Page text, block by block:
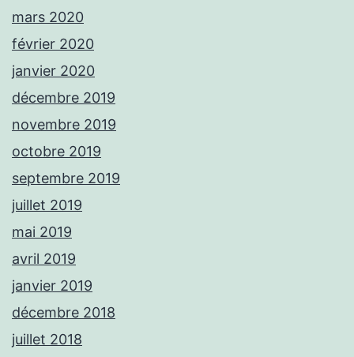
mars 2020
février 2020
janvier 2020
décembre 2019
novembre 2019
octobre 2019
septembre 2019
juillet 2019
mai 2019
avril 2019
janvier 2019
décembre 2018
juillet 2018